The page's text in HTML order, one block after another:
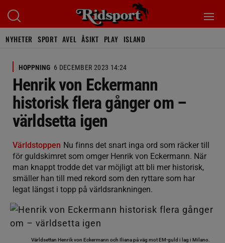
NYHETER SPORT AVEL ÅSIKT PLAY ISLAND
HOPPNING 6 DECEMBER 2023 14:24
Henrik von Eckermann
historisk flera gånger om –
världsetta igen
Världstoppen Nu finns det snart inga ord som räcker till
för guldskimret som omger Henrik von Eckermann. När
man knappt trodde det var möjligt att bli mer historisk,
smäller han till med rekord som den ryttare som har
legat längst i topp på världsrankningen.
Världsettan Henrik von Eckermann och Iliana på väg mot EM-guld i lag i Milano.